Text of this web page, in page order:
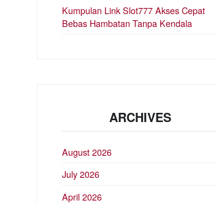
Kumpulan Link Slot777 Akses Cepat
Bebas Hambatan Tanpa Kendala
ARCHIVES
August 2026
July 2026
April 2026